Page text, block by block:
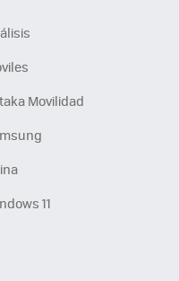
Movilidad
11